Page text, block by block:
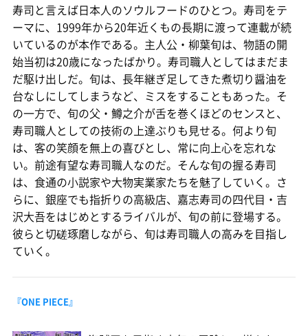
寿司と言えば日本人のソウルフードのひとつ。寿司をテ
ーマに、1999年から20年近くもの長期に渡って連載が続
いているのが本作である。主人公・柳葉旬は、物語の開
始当初は20歳になったばかり。寿司職人としてはまだま
だ駆け出しだ。旬は、長年継ぎ足してきた煮切り醤油を
台なしにしてしまうなど、ミスをすることもあった。そ
の一方で、旬の父・鱒之介が舌を巻くほどのセンスと、
寿司職人としての技術の上達ぶりも見せる。何より旬
は、客の笑顔を無上の喜びとし、常に向上心を忘れな
い。前途有望な寿司職人なのだ。そんな旬の握る寿司
は、食通の小説家や大物実業家たちを魅了していく。さ
らに、銀座でも指折りの高級店、嘉志寿司の四代目・吉
沢大吾をはじめとするライバルが、旬の前に登場する。
彼らと切磋琢磨しながら、旬は寿司職人の高みを目指し
ていく。
『ONE PIECE』